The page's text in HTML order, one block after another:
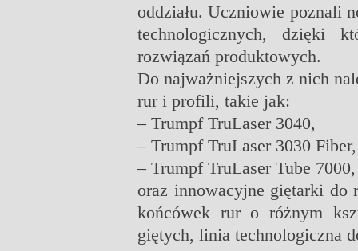
oddziału. Uczniowie poznali
technologicznych, dzięki
rozwiązań produktowych.
Do najważniejszych z nich
rur i profili, takie jak:
– Trumpf TruLaser 3040,
– Trumpf TruLaser 3030 Fiber,
– Trumpf TruLaser Tube 7000,
oraz innowacyjne giętarki
końcówek rur o różnym
giętych, linia technologiczna